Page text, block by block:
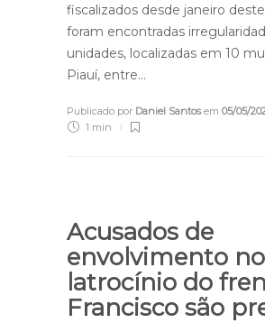
fiscalizados desde janeiro
foram encontradas
unidades, localizadas em 10
Piauí, entre…
Publicado por Daniel Santosem 05/05/
1 min
Acusados de
envolvimento no
latrocínio do
Francisco são